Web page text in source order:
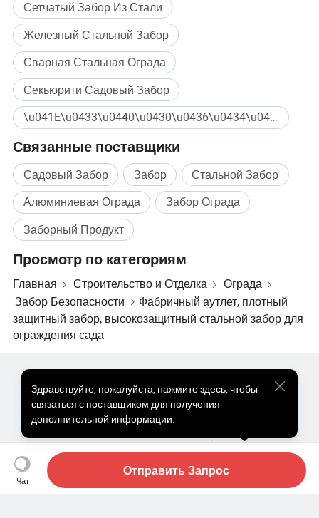
Сетчатый Забор Из Стали
Железный Стальной Забор
Сварная Стальная Ограда
Секьюрити Садовый Забор
\u041E\u0433\u0440\u0430\u0436\u0434\u0435\u043D\u0438\u0435 \u0418\u0437 \u0412\u044B\u0441\u043E\u043A\u043E\u043E\u0445\u0440\u0430\u043D\u043D\u044B\u0445 \u0421\u0442\u0430\u043B\u044C\u043D\u044B\u0445 \u041A\u043E\u043D\u0441\u0442\u0440\u0443\u043A\u0446\u0438\u0439 Массовая покупка
Связанные поставщики
Садовый Забор Забор
Стальной Забор
Алюминиевая Ограда
Забор Ограда
Заборный Продукт
Просмотр по категориям
Главная Строительство и Отделка
Ограда
Забор Безопасности
Фабричный аутлет, плотный
защитный забор, высокозащитный стальной забор для
ограждения сада
Чат
Отправить Запрос
Здравствуйте, пожалуйста, нажмите здесь, чтобы
связаться с поставщиком для получения
дополнительной информации.
Оптом Горячие Товары
Звездный покупатель
ПК Сайт
Информация
Пользовательское соглашение
Политика конфиденциальности
Контакты
Copyright © 2026 Focus Technology Co., Ltd. All Rights Reserved